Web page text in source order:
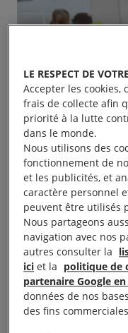
Le groupe de
décembre à la
Espace Michel Ey,
LE RESPECT DE
Accepter les
frais de collecte afin
priorité à la lutte
dans le monde.
Nous utilisons des
fonctionnement de
et les publicités, et
caractère personnel
peuvent être utilisés
Nous partageons
navigation avec nos
autres consulter la
ici et la politique de
partenaire Google
données de nos
des fins